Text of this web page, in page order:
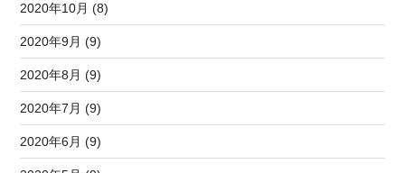
2020年10月 (8)
2020年9月 (9)
2020年8月 (9)
2020年7月 (9)
2020年6月 (9)